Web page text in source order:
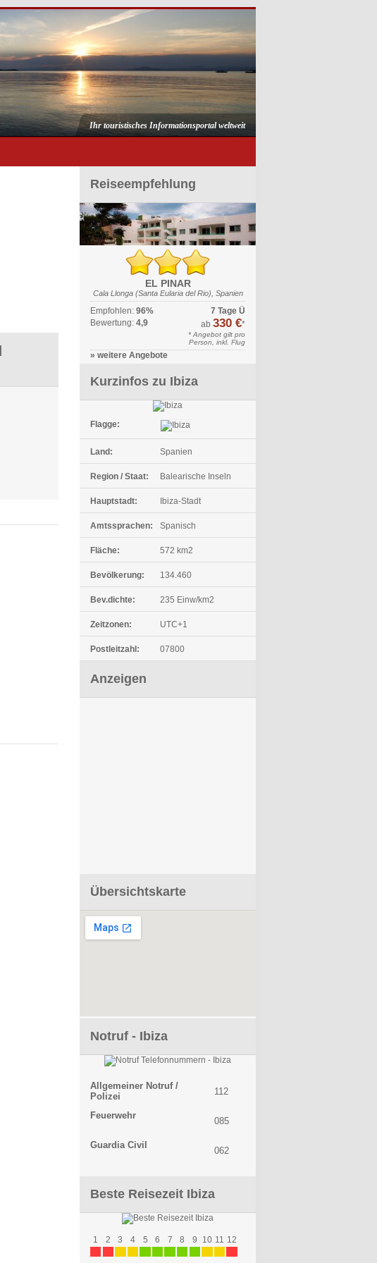
Ihr touristisches Informationsportal weltweit
Reiseempfehlung
EL PINAR
Cala Llonga (Santa Eularia del Rio), Spanien
Empfohlen: 96%
Bewertung: 4,9
7 Tage Ü
ab 330 €*
* Angebot gilt pro
Person, inkl. Flug
» weitere Angebote
Kurzinfos zu Ibiza
Flagge:
Land: Spanien
Region / Staat: Balearische Inseln
Hauptstadt: Ibiza-Stadt
Amtssprachen: Spanisch
Fläche: 572 km2
Bevölkerung: 134.460
Bev.dichte: 235 Einw/km2
Zeitzonen: UTC+1
Postleitzahl: 07800
Anzeigen
Übersichtskarte
Notruf - Ibiza
Allgemeiner Notruf /
Polizei
112
Feuerwehr
085
Guardia Civil
062
Beste Reisezeit Ibiza
1 2 3 4 5 6 7 8 9 10 11 12